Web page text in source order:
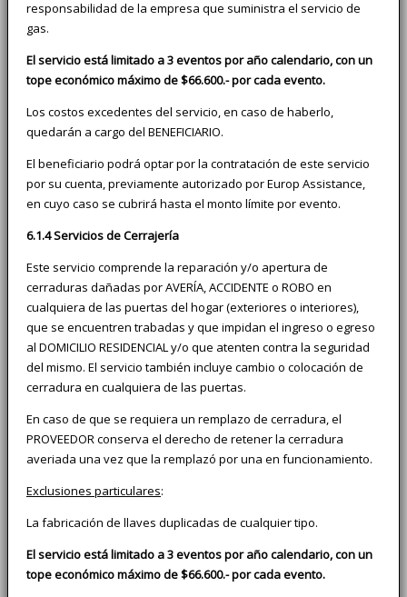
responsabilidad de la empresa que suministra el servicio de
gas.
El servicio está limitado a 3 eventos por año calendario, con un
tope económico máximo de $66.600.- por cada evento.
Los costos excedentes del servicio, en caso de haberlo,
quedarán a cargo del BENEFICIARIO.
El beneficiario podrá optar por la contratación de este servicio
por su cuenta, previamente autorizado por Europ Assistance,
en cuyo caso se cubrirá hasta el monto límite por evento.
6.1.4 Servicios de Cerrajería
Este servicio comprende la reparación y/o apertura de
cerraduras dañadas por AVERÍA, ACCIDENTE o ROBO en
cualquiera de las puertas del hogar (exteriores o interiores),
que se encuentren trabadas y que impidan el ingreso o egreso
al DOMICILIO RESIDENCIAL y/o que atenten contra la seguridad
del mismo. El servicio también incluye cambio o colocación de
cerradura en cualquiera de las puertas.
En caso de que se requiera un remplazo de cerradura, el
PROVEEDOR conserva el derecho de retener la cerradura
averiada una vez que la remplazó por una en funcionamiento.
Exclusiones particulares:
La fabricación de llaves duplicadas de cualquier tipo.
El servicio está limitado a 3 eventos por año calendario, con un
tope económico máximo de $66.600.- por cada evento.